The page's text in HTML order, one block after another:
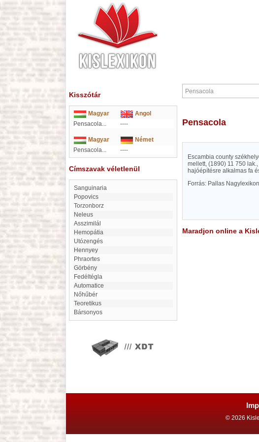
Kisszótár
Magyar
Angol
Pensacola...
----
Magyar
Német
Pensacola...
----
Címszavak véletlenül
Sanguinaria
Popovics
Torzonborz
Neleus
asszimilál
hemopátia
utózengés
Hennyey
Phraortes
Görbény
Fedéltégla
automatice
Nőhűbér
Teoretikus
Bársonyos
Pensacola
Escambia county
mellett, (1890) 11 750
hajóépítésre alkalmas fa
Forrás: Pallas Nagylexikon
Maradjon online a
© 2026